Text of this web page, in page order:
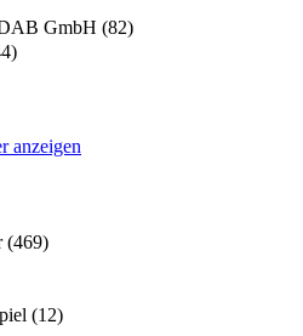
GmbH (82)
anzeigen
(469)
(12)